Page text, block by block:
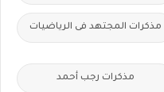
مذكرات المجتهد فى الرياضيات
مذكرات رجب أحمد